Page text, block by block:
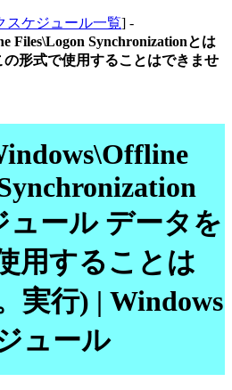
スケジュール一覧] -
Files\Logon Synchronizationとは
形式で使用することはできませ
ュール データを
用することは
実行) | Windows
ュール